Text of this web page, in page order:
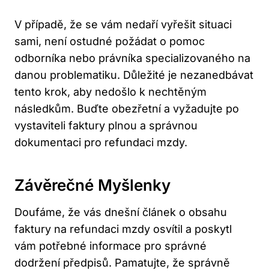
V případě, že se vám nedaří vyřešit situaci
sami, není ostudné požádat o pomoc
odborníka nebo právníka specializovaného na
danou problematiku. Důležité je nezanedbávat
tento krok, aby nedošlo k nechtěným
následkům. Buďte obezřetní a vyžadujte po
vystaviteli faktury plnou a správnou
dokumentaci pro refundaci mzdy.
Závěrečné Myšlenky
Doufáme, že vás dnešní článek o obsahu
faktury na refundaci mzdy osvítil a poskytl
vám potřebné informace pro správné
dodržení předpisů. Pamatujte, že správně